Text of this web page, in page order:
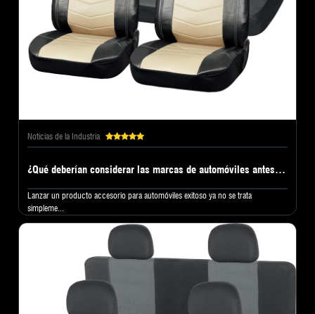
Noticias de la Industria
¿Qué deberían considerar las marcas de automóviles antes de elegir una fábrica de fundas para asientos de automóvil?
Lanzar un producto accesorio para automóviles exitoso ya no se trata
simpleme...